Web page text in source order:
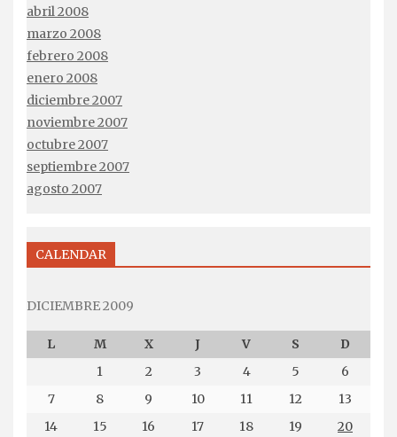
abril 2008
marzo 2008
febrero 2008
enero 2008
diciembre 2007
noviembre 2007
octubre 2007
septiembre 2007
agosto 2007
CALENDAR
DICIEMBRE 2009
L M X J V S
D
1
2 3 4 5
6
7
8 9 10 11 12
13
14
15 16 17 18 19
20